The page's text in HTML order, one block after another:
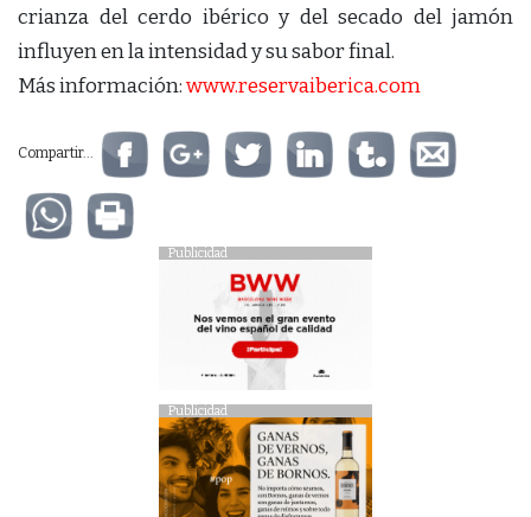
crianza del cerdo ibérico y del secado del jamón
influyen en la intensidad y su sabor final.
Más información:www.reservaiberica.com
Compartir...
Publicidad
Publicidad